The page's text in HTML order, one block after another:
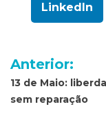
LinkedIn
de
Post
Anterior:
13 de Maio:
sem reparação